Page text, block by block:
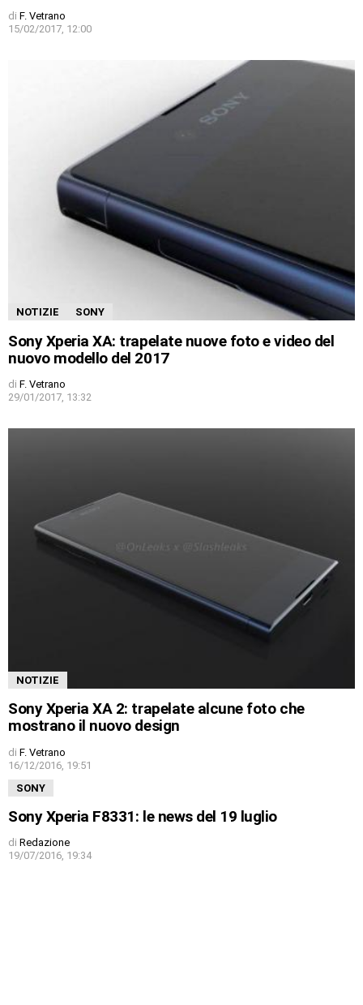
di F. Vetrano
15/02/2017, 12:00
NOTIZIE SONY
Sony Xperia XA: trapelate nuove foto e video del
nuovo modello del 2017
di F. Vetrano
29/01/2017, 13:32
NOTIZIE
Sony Xperia XA 2: trapelate alcune foto che
mostrano il nuovo design
di F. Vetrano
16/12/2016, 19:51
SONY
Sony Xperia F8331: le news del 19 luglio
di Redazione
19/07/2016, 19:34